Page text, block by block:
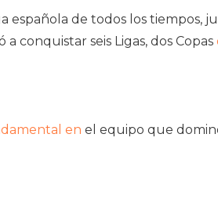
española de todos los
conquistar seis Ligas, dos Copas
en el equipo que